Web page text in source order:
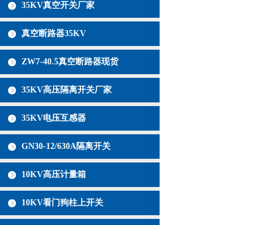
35KV真空开关厂家
真空断路器35KV
ZW7-40.5真空断路器现货
35KV高压隔离开关厂家
35KV电压互感器
GN30-12/630A隔离开关
10KV高压计量箱
10KV看门狗柱上开关